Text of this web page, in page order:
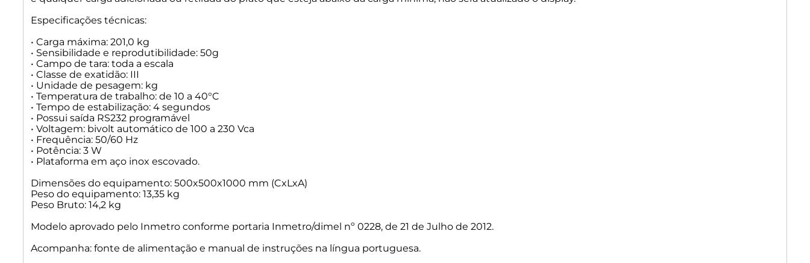
Especificações técnicas:
• Carga máxima: 201,0 kg
• Sensibilidade e reprodutibilidade: 50g
• Campo de tara: toda a escala
• Classe de exatidão: III
• Unidade de pesagem: kg
• Temperatura de trabalho: de 10 a 40°C
• Tempo de estabilização: 4 segundos
• Possui saída RS232 programável
• Voltagem: bivolt automático de 100 a 230 Vca
• Frequência: 50/60 Hz
• Potência: 3 W
• Plataforma em aço inox escovado.
Dimensões do equipamento: 500x500x1000 mm (CxLxA)
Peso do equipamento: 13,35 kg
Peso Bruto: 14,2 kg
Modelo aprovado pelo Inmetro conforme portaria Inmetro/dimel nº 0228, de 21 de Julho de 2012.
Acompanha: fonte de alimentação e manual de instruções na língua portuguesa.